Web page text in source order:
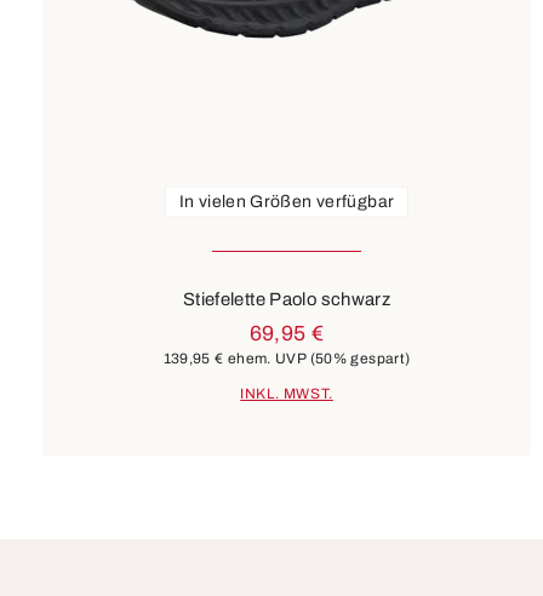
In vielen Größen verfügbar
Stiefelette Paolo schwarz
69,95 €
139,95 € ehem. UVP (50% gespart)
INKL. MWST.